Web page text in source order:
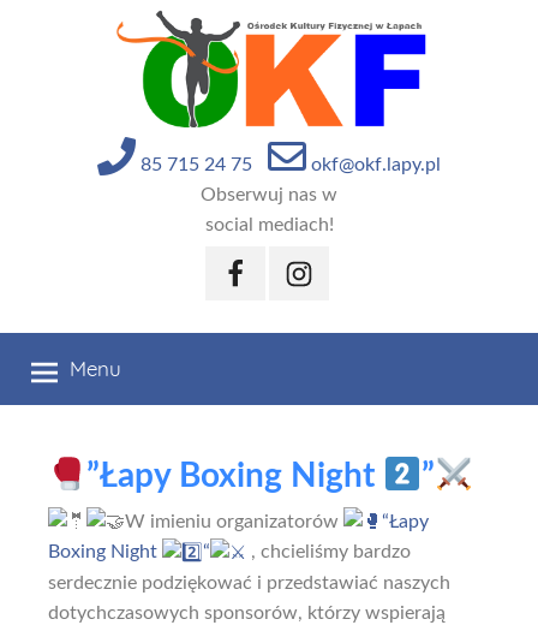
85 715 24 75
okf@okf.lapy.pl
Obserwuj nas w
social mediach!
FacebookInstagram
Menu
”Łapy Boxing Night ”
W imieniu organizatorów
“Łapy
Boxing Night
“
, chcieliśmy bardzo
serdecznie podziękować i przedstawiać naszych
dotychczasowych sponsorów, którzy wspierają